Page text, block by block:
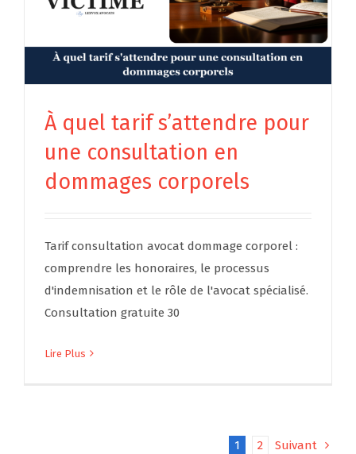
À quel tarif s’attendre pour
une consultation en
dommages corporels
Tarif consultation avocat dommage corporel :
comprendre les honoraires, le processus
d'indemnisation et le rôle de l'avocat spécialisé.
Consultation gratuite 30
Lire Plus
1 2 Suivant